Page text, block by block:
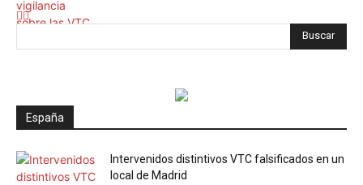
España
Intervenidos distintivos VTC falsificados en un
local de Madrid